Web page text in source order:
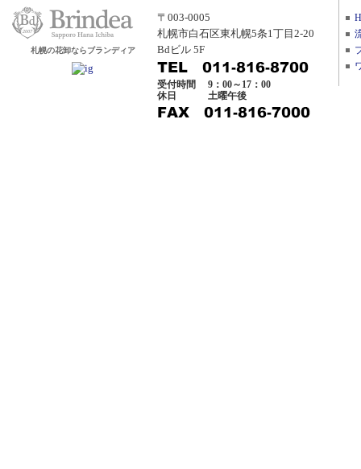
札幌の花卸ならブランディア
〒003-0005
札幌市白石区東札幌5条1丁目2-20
Bdビル 5F
受付時間
9：00～17：00
休日
土曜午後